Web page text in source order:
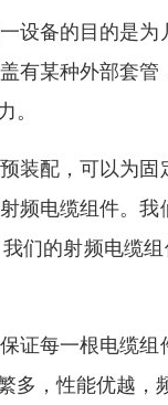
设备的目的是
有某种外部套
装配，可以为
频电缆组件。
们的射频电缆
证每一根电缆
，性能优越，